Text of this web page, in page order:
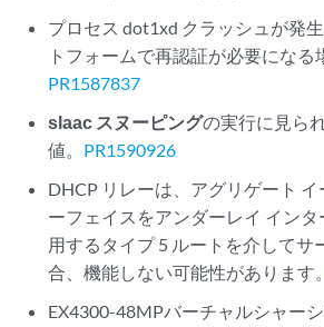
プロセス dot1xd クラッシュが発
トフォームで再認証が必要になる
PR1587837
slaac スヌーピングの実行に見ら
値。 PR1590926
DHCP リレーは、アグリゲート イ
ーフェイスをアンダーレイ イン
用するタイプ 5 ルートを介してサ
合、機能しない可能性があります
EX4300-48MPバーチャルシャー